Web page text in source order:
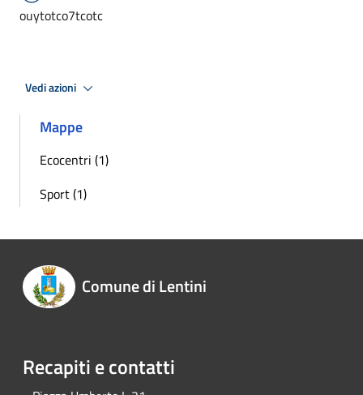
ouytotco7tcotc
Vedi azioni
Mappe
Ecocentri (1)
Sport (1)
Comune di Lentini
Recapiti e contatti